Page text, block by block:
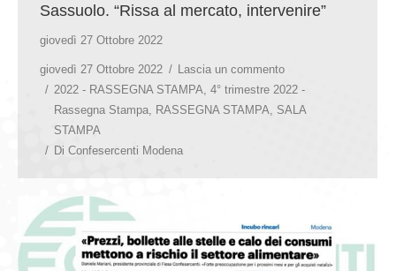
Sassuolo. “Rissa al mercato, intervenire”
giovedì 27 Ottobre 2022
giovedì 27 Ottobre 2022
Lascia un commento
2022 - RASSEGNA STAMPA 4° trimestre 2022 -
Rassegna Stampa RASSEGNA STAMPA
SALA
STAMPA
Di Confesercenti Modena